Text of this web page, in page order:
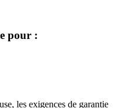
pour :
les exigences de garantie